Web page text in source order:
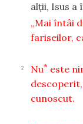
alţii, Isus a
„Mai întâi
fariseilor,
2 Nu* este
cunoscut.